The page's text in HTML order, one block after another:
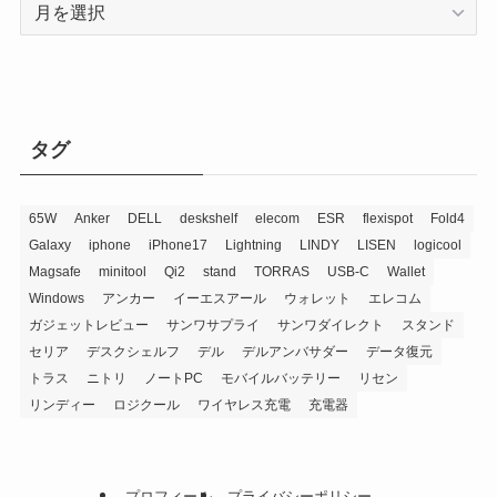
タグ
65W Anker DELL deskshelf elecom ESR flexispot
Fold4
Galaxy
iphone iPhone17 Lightning LINDY LISEN
logicool
Magsafe
minitool Qi2 stand TORRAS USB-C
Wallet
Windows
アンカー イーエスアール ウォレット
エレコム
ガジェットレビュー
サンワサプライ サンワダイレクト
スタンド
セリア
デスクシェルフ デル デルアンバサダー
データ復元
トラス
ニトリ ノートPC モバイルバッテリー
リセン
リンディー
ロジクール ワイヤレス充電 充電器